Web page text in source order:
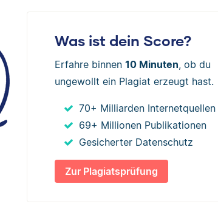
Was ist dein Score?
Erfahre binnen 10 Minuten , ob du
ungewollt ein Plagiat erzeugt hast.
70+ Milliarden Internetquellen
69+ Millionen Publikationen
Gesicherter Datenschutz
Zur Plagiatsprüfung